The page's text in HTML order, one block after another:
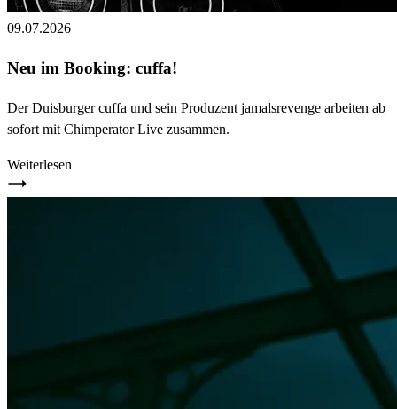
09.07.2026
Neu im Booking: cuffa!
Der Duisburger cuffa und sein Produzent jamalsrevenge arbeiten ab
sofort mit Chimperator Live zusammen.
Weiterlesen